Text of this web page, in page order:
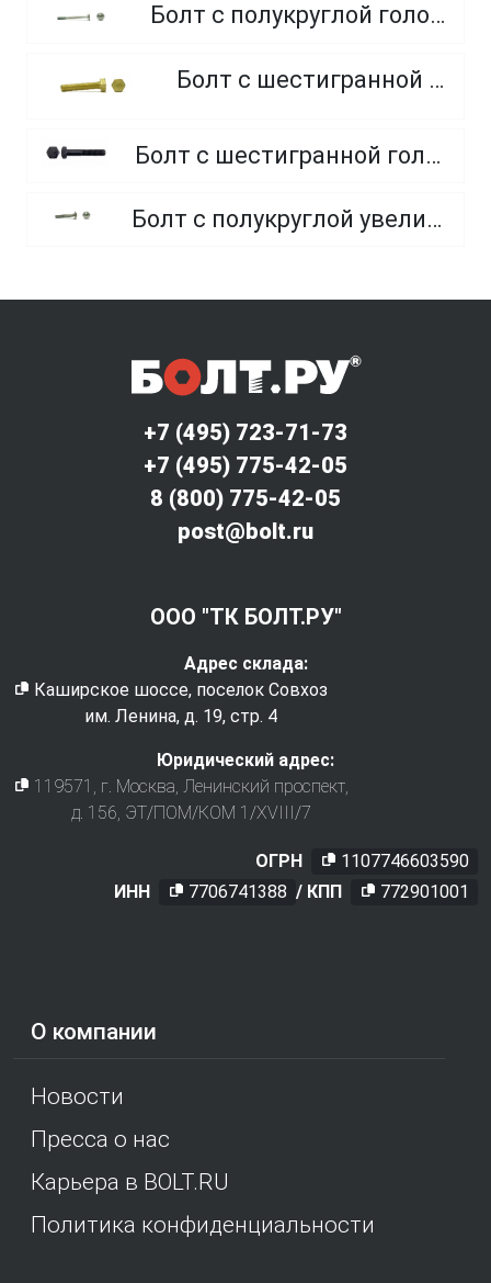
Болт с полукруглой головкой и квадратным подголовником
Болт с шестигранной головкой, из латуни
Болт с шестигранной головкой, неполная резьба, класс прочности 10.9 и 12.9
Болт с полукруглой увеличенной головкой и усом класса точности C (мебельный)
О компании
Новости
Пресса о нас
Карьера в BOLT.RU
Политика конфиденциальности
+7 (495) 723-71-73
+7 (495) 775-42-05
8 (800) 775-42-05
post@bolt.ru
ООО "ТК БОЛТ.РУ"
Адрес склада:
Каширское шоссе, поселок Совхоз
им. Ленина, д. 19, стр. 4
Юридический адрес:
119571
, г. Москва Ленинский проспект,
д. 156, ЭТ/ПОМ/КОМ 1/XVIII/7
ОГРН
1107746603590
ИНН
7706741388 / КПП 772901001